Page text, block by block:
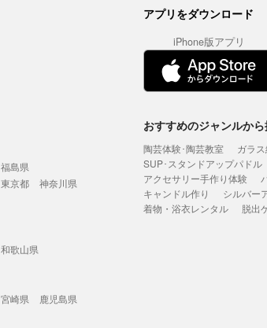
アプリをダウンロード
iPhone版アプリ
福島県
東京都
神奈川県
和歌山県
宮崎県
鹿児島県
おすすめのジャンルか
陶芸体験･陶芸教室 ガラ
SUP･スタンドアップパドル
アクセサリー手作り体験
キャンドル作り
シルバー
着物・浴衣レンタル
脱出